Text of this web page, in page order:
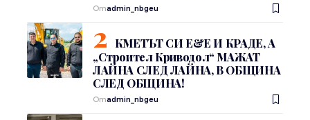
Отadmin_nbgeu
КМЕТЪТ СИ Е&Е И КРАДЕ, А
„Строител Криводол“ МАЖАТ
ЛАЙНА СЛЕД ЛАЙНА, В ОБЩИНА
СЛЕД ОБЩИНА!
Отadmin_nbgeu